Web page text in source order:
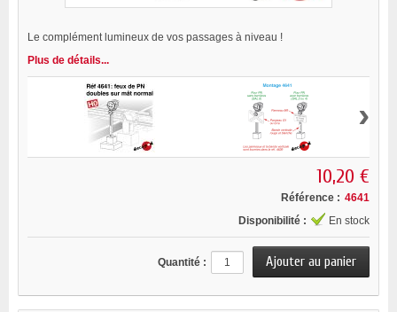
Le complément lumineux de vos passages à niveau !
Plus de détails...
›
10,20 €
Référence : 4641
Disponibilité :
En stock
Quantité :